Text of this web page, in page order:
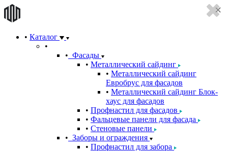
Каталог
Фасады
Металлический сайдинг
Металлический сайдинг
Евробрус для фасадов
Металлический сайдинг Блок-
хаус для фасадов
Профнастил для фасадов
Фальцевые панели для фасада
Стеновые панели
Заборы и ограждения
Профнастил для забора